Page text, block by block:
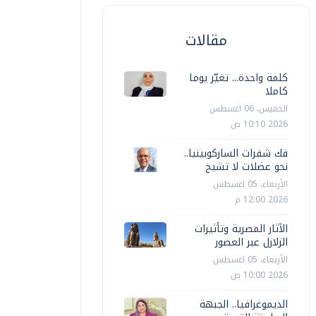
ارتفاع مؤشرات البورصة المصرية لدى
إغلاق تعاملات اليوم
الثلاثاء، 09 يونيه 2026 03:08 م
مقالات
كلمة واحدة... تغيّر يوما
كاملا
الخميس، 06 اغسطس
2026 10:10 ص
فك شفرات الساركوبينيا..
نحو عضلات لا تشيخ
الأربعاء، 05 اغسطس
2026 12:00 م
الآثار المصرية وتأثيرات
الزلازل عبر العصور
الأربعاء، 05 اغسطس
2026 10:00 ص
الديموغرافيا.. الجبهة